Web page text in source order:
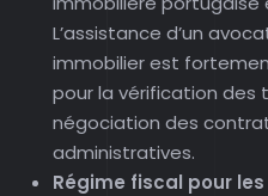
L’assistance d’un
immobilier est
pour la vérification des
négociation des
administratives.
Régime fiscal pour